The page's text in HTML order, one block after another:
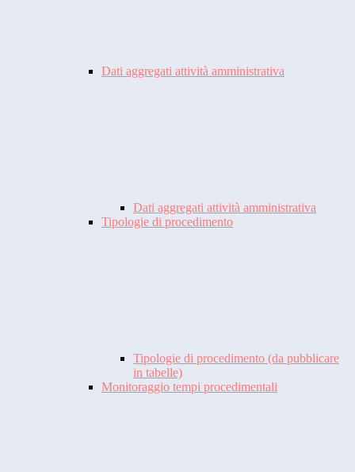
Dati aggregati attività amministrativa
Dati aggregati attività amministrativa
Tipologie di procedimento
Tipologie di procedimento (da pubblicare
in tabelle)
Monitoraggio tempi procedimentali